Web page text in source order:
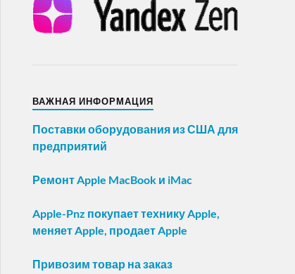
ВАЖНАЯ ИНФОРМАЦИЯ
Поставки оборудования из США для
предприятий
Ремонт Apple MacBook и iMac
Apple-Pnz покупает технику Apple,
меняет Apple, продает Apple
Привозим товар на заказ